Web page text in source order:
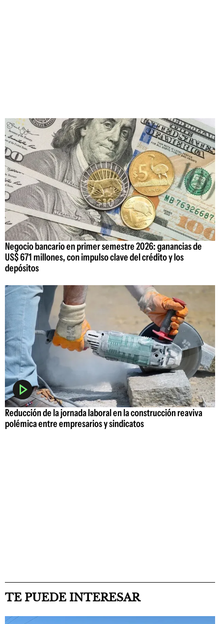
Negocio bancario en primer semestre 2026: ganancias de
US$ 671 millones, con impulso clave del crédito y los
depósitos
Reducción de la jornada laboral en la construcción reaviva
polémica entre empresarios y sindicatos
TE PUEDE INTERESAR